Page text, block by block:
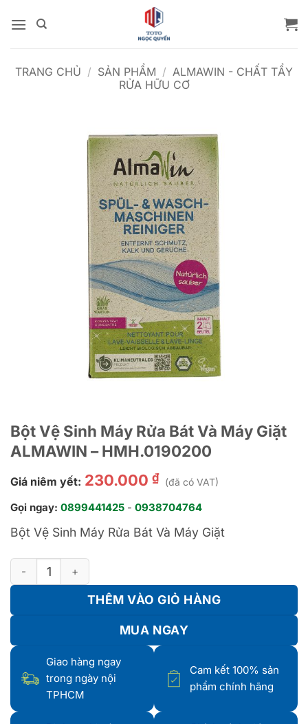
qua
TRANG CHỦ / SẢN PHẨM / ALMAWIN - CHẤT TẨY
RỬA HỮU CƠ
Bột Vệ Sinh Máy Rửa Bát Và Máy Giặt
ALMAWIN – HMH.0190200
Giá niêm yết: 230.000 ₫ (đã có VAT)
Gọi ngay: 0899441425 - 0938704764
Bột Vệ Sinh Máy Rửa Bát Và Máy Giặt
Bột Vệ Sinh Máy Rửa Bát Và Máy Giặt ALMAWIN -
THÊM VÀO GIỎ HÀNG
MUA NGAY
Giao hàng ngay
trong ngày nội
TPHCM
Cam kết 100% sản
phẩm chính hãng